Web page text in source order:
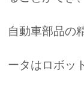
自動車部品の
ータはロボッ